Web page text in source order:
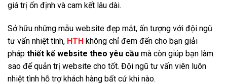
giá trị ổn định và cam kết lâu dài.
Sở hữu những mẫu website đẹp mắt, ấn tượng với đội ngũ
tư vấn nhiệt tình, HTH không chỉ đem đến cho bạn giải
pháp thiết kế website theo yêu cầu mà còn giúp bạn làm
sao để quản trị website cho tốt. Đội ngũ tư vấn viên luôn
nhiệt tình hỗ trợ khách hàng bất cứ khi nào.